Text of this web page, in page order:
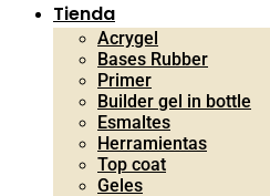
Tienda
Acrygel
Bases Rubber
Primer
Builder gel in bottle
Esmaltes
Herramientas
Top coat
Geles